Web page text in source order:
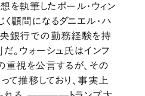
を執筆したポール・ウィン
顧問になるダニエル・ハ
央銀行での勤務経験を持
。ウォーシュ氏はインフ
重視を公言するが、その
て推移しており、事実上